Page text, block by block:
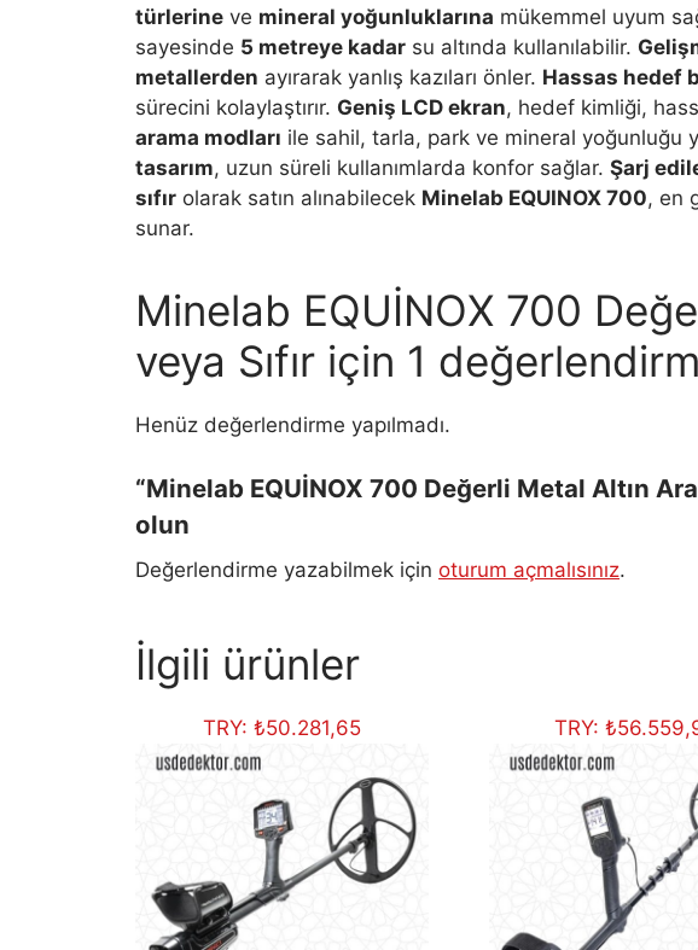
türlerine ve mineral yoğunluklarına mükemmel uyum
sayesinde 5 metreye kadar su altında kullanılabilir.
metallerden ayırarak yanlış kazıları önler. Hassas hedef
sürecini kolaylaştırır. Geniş LCD ekran, hedef kimliği,
arama modları ile sahil, tarla, park ve mineral yoğunluğu
tasarım, uzun süreli kullanımlarda konfor sağlar. Şarj
sıfır olarak satın alınabilecek Minelab EQUINOX 700, en
sunar.
Minelab EQUİNOX 700
veya Sıfır için 1
Henüz değerlendirme yapılmadı.
“Minelab EQUİNOX 700 Değerli Metal Altın
olun
Değerlendirme yazabilmek için oturum açmalısınız.
İlgili ürünler
TRY: ₺50.281,65 TRY: ₺